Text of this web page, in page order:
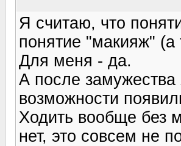
Я считаю, что
понятие "макияж"
Для меня - да.
А после замужества
возможности
Ходить вообще без
нет, это совсем не